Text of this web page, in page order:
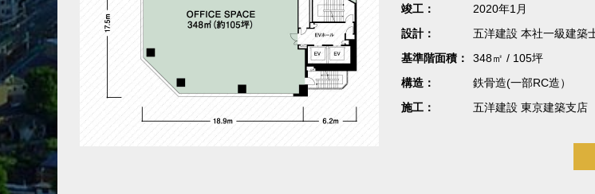
竣工：
2020年1月
設計：
五洋建設 本社一級建築
基準階面積：
348㎡ / 105坪
構造：
鉄骨造(一部RC造）
施工：
五洋建設 東京建築支店